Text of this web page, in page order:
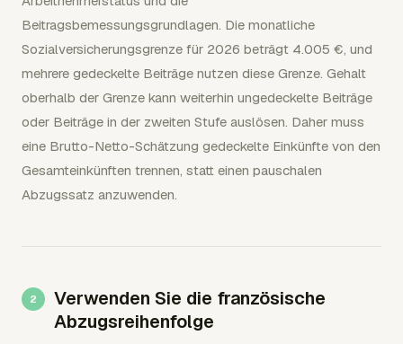
Beitragsbemessungsgrundlagen. Die monatliche
Sozialversicherungsgrenze für 2026 beträgt 4.005 €, und
mehrere gedeckelte Beiträge nutzen diese Grenze. Gehalt
oberhalb der Grenze kann weiterhin ungedeckelte Beiträge
oder Beiträge in der zweiten Stufe auslösen. Daher muss
eine Brutto-Netto-Schätzung gedeckelte Einkünfte von den
Gesamteinkünften trennen, statt einen pauschalen
Abzugssatz anzuwenden.
Verwenden Sie die französische
Abzugsreihenfolge